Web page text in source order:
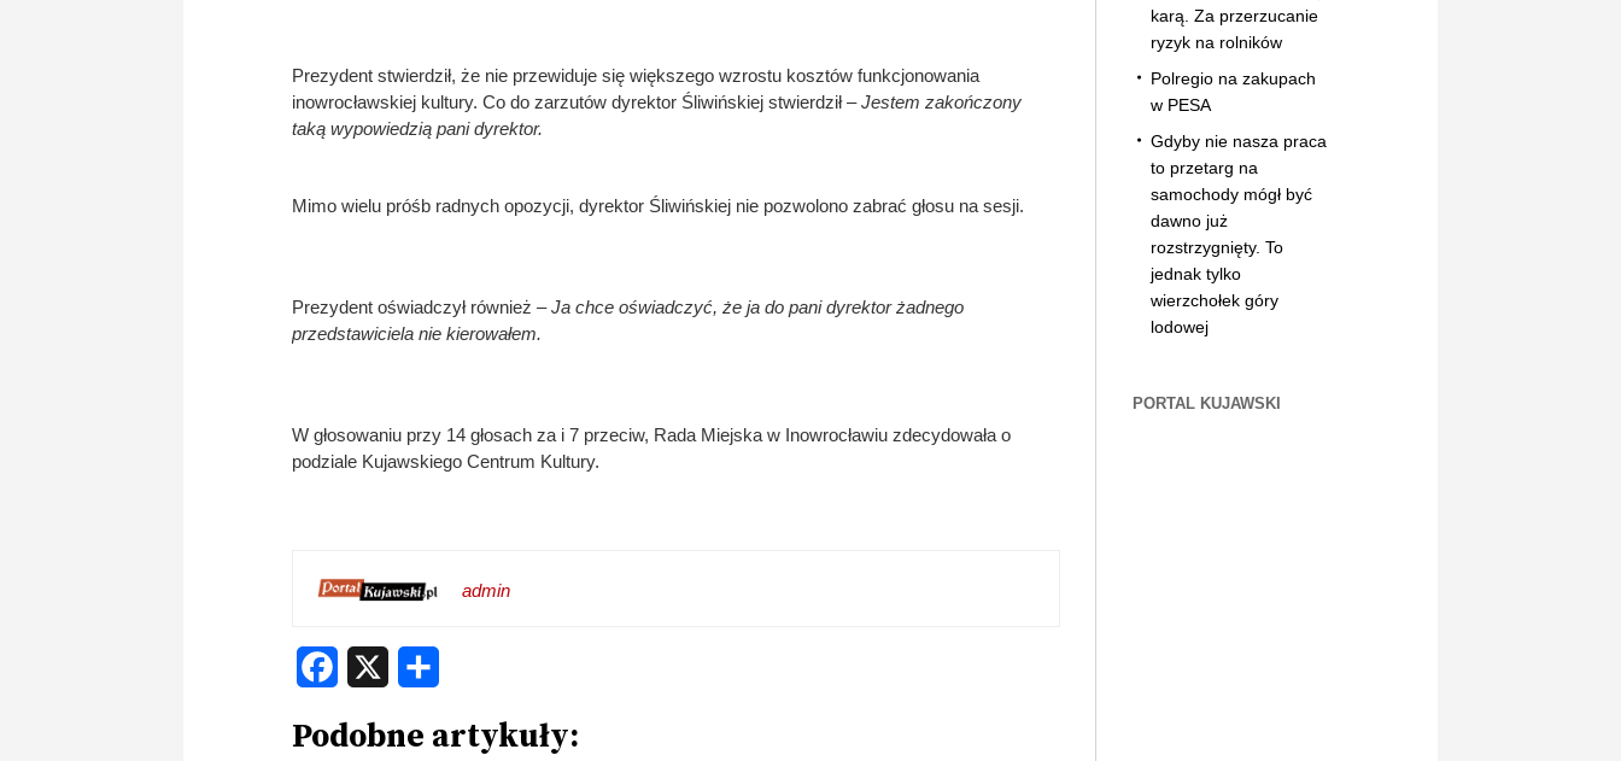
Prezydent stwierdził, że nie przewiduje się większego wzrostu kosztów funkcjonowania
inowrocławskiej kultury. Co do zarzutów dyrektor Śliwińskiej stwierdził –Jestem zakończony
taką wypowiedzią pani dyrektor.
Mimo wielu próśb radnych opozycji, dyrektor Śliwińskiej nie pozwolono zabrać głosu na sesji.
Prezydent oświadczył również –Ja chce oświadczyć, że ja do pani dyrektor żadnego
przedstawiciela nie kierowałem.
W głosowaniu przy 14 głosach za i 7 przeciw, Rada Miejska w Inowrocławiu zdecydowała o
podziale Kujawskiego Centrum Kultury.
admin
Facebook
Podobne artykuły:
karą. Za przerzucanie
ryzyk na rolników
Polregio na zakupach
w PESA
Gdyby nie nasza praca
to przetarg na
samochody mógł być
dawno już
rozstrzygnięty. To
jednak tylko
wierzchołek góry
lodowej
PORTAL KUJAWSKI